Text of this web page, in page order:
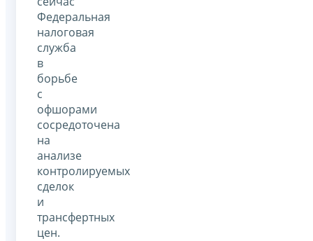
Федеральная
налоговая
служба
в
борьбе
с
офшорами
сосредоточена
на
анализе
контролируемых
сделок
и
трансфертных
цен.